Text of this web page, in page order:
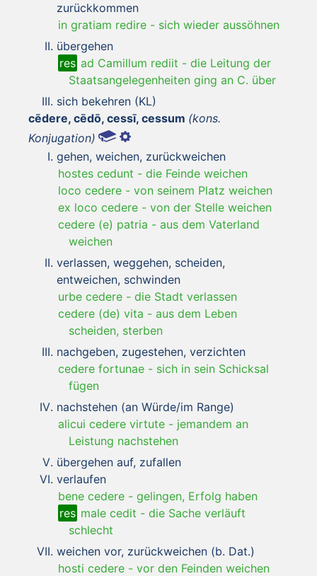
zurückkommen
in gratiam redire - sich wieder aussöhnen
übergehen
res ad Camillum rediit - die Leitung der
Staatsangelegenheiten ging an C. über
sich bekehren (KL)
cēdere, cēdō, cessī, cessum (kons.
Konjugation)
gehen, weichen, zurückweichen
hostes cedunt - die Feinde weichen
loco cedere - von seinem Platz weichen
ex loco cedere - von der Stelle weichen
cedere (e) patria - aus dem Vaterland
weichen
verlassen, weggehen, scheiden,
entweichen, schwinden
urbe cedere - die Stadt verlassen
cedere (de) vita - aus dem Leben
scheiden, sterben
nachgeben, zugestehen, verzichten
cedere fortunae - sich in sein Schicksal
fügen
nachstehen (an Würde/im Range)
alicui cedere virtute - jemandem an
Leistung nachstehen
übergehen auf, zufallen
verlaufen
bene cedere - gelingen, Erfolg haben
res male cedit - die Sache verläuft
schlecht
weichen vor, zurückweichen (b. Dat.)
hosti cedere - vor den Feinden weichen